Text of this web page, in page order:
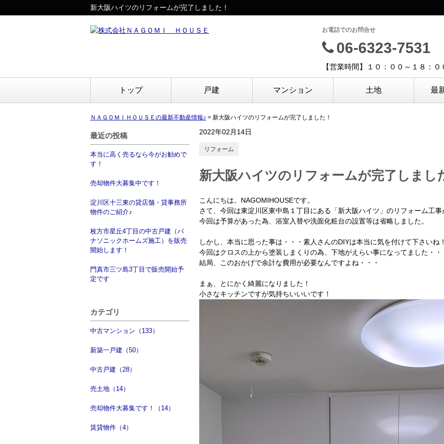
新大阪ハイツのリフォームが完了しました！
お電話でのお問合せ
06-6323-7531
【営業時間】１０：００～１８：
トップ 戸建 マンション 土地 最
ＮＡＧＯＭＩＨＯＵＳＥの最新不動産情報♪ > 新大阪ハイツのリフォームが完了しました！
最近の投稿
本当に高く売るなら今がお勧めで
す！
売却物件大募集中です！
淀川区十三東の貸店舗・貸事務所
物件のご紹介♪
枚方市星丘4丁目の中古戸建（パ
ナソニックホームズ施工）を販売
開始します！
門真市三ツ島3丁目で販売開始予
定です
カテゴリ
中古マンション（133）
新築一戸建（50）
中古戸建（28）
売土地（14）
売却物件大募集です！（14）
賃貸物件（4）
2022年02月14日
リフォーム
新大阪ハイツのリフォームが完了しまし
こんにちは。NAGOMIHOUSEです。
さて、今回は東淀川区東中島１丁目にある「新大阪ハイツ」のリフォーム工
今回は予算があった為、浴室入替や洗面化粧台の設置等は省略しました。
しかし、本当に思った事は・・・素人さんのDIYは本当に気を付けて下さいね
今回はクロスの上から塗装しまくりの為、下地がえらい事になってました・・
結局、このおかげで余計な費用が必要なんですよね・・・
まぁ、とにかく綺麗になりました！
小さなキッチンですが気持ちいいいです！